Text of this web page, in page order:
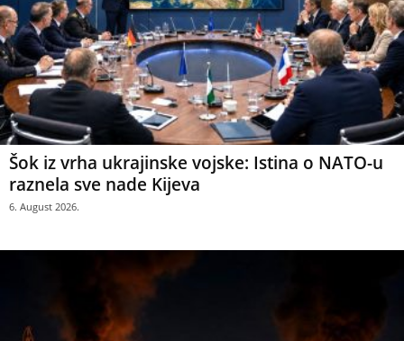
Šok iz vrha ukrajinske vojske: Istina o NATO-u
raznela sve nade Kijeva
6. August 2026.